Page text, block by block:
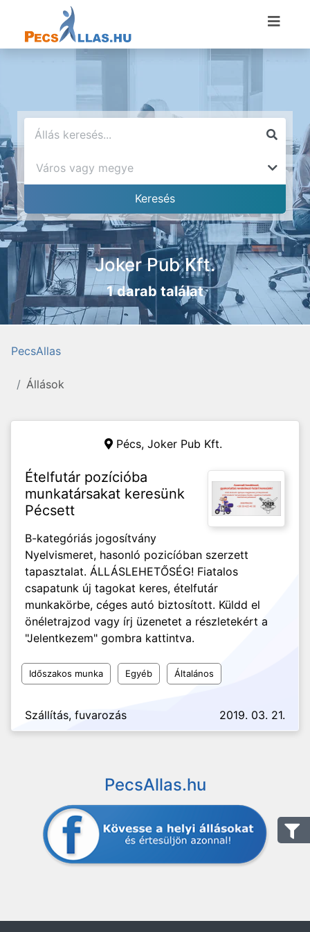
Joker Pub Kft.
1 darab találat
PecsAllas
Állások
Pécs, Joker Pub Kft.
Ételfutár pozícióba
munkatársakat keresünk
Pécsett
B-kategóriás jogosítvány
Nyelvismeret, hasonló pozicíóban szerzett
tapasztalat. ÁLLÁSLEHETŐSÉG! Fiatalos
csapatunk új tagokat keres, ételfutár
munkakörbe, céges autó biztosított. Küldd el
önéletrajzod vagy írj üzenetet a részletekért a
"Jelentkezem" gombra kattintva.
Időszakos munka Egyéb Általános
Szállítás, fuvarozás 2019. 03. 21.
PecsAllas.hu